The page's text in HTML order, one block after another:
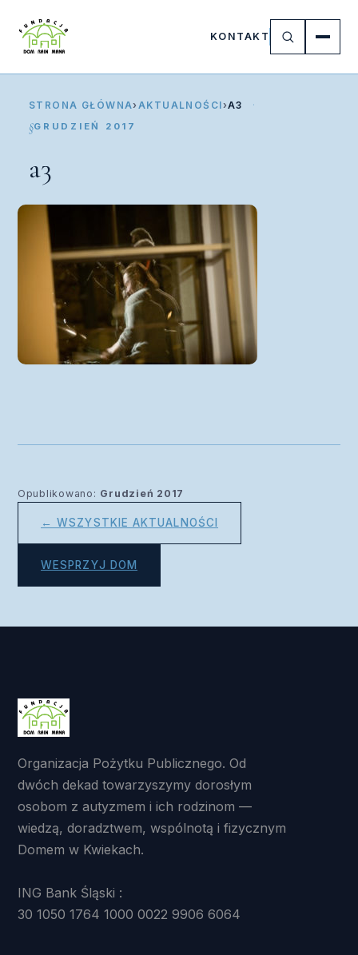
KONTAKT
STRONA GŁÓWNA› AKTUALNOŚCI ›A3
GRUDZIEŃ 2017
a3
Opublikowano: Grudzień 2017
← WSZYSTKIE AKTUALNOŚCI
WESPRZYJ DOM
Organizacja Pożytku Publicznego. Od
dwóch dekad towarzyszymy dorosłym
osobom z autyzmem i ich rodzinom —
wiedzą, doradztwem, wspólnotą i fizycznym
Domem w Kwiekach.
ING Bank Śląski :
30 1050 1764 1000 0022 9906 6064